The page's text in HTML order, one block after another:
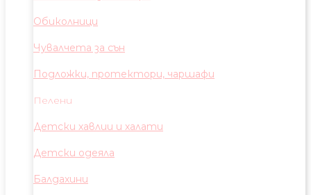
Обиколници
Чувалчета за сън
Подложки, протектори, чаршафи
Пелени
Детски хавлии и халати
Детски одеяла
Балдахини